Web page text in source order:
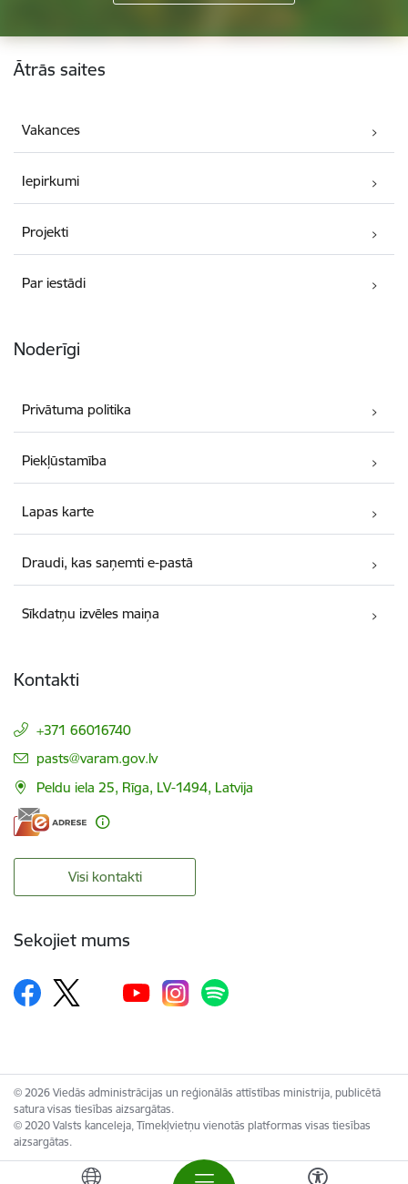
Kājene
Ātrās saites
Vakances
Iepirkumi
Projekti
Par iestādi
Noderīgi
Privātuma politika
Piekļūstamība
Lapas karte
Draudi, kas saņemti e-pastā
Sīkdatņu izvēles maiņa
Kontakti
+371 66016740
E-pasts:
pasts@varam.gov.lv
Peldu iela 25, Rīga, LV-1494, Latvija
Visi kontakti
Sekojiet mums
© 2026 Viedās administrācijas un reģionālās attīstības ministrija, publicētā
satura visas tiesības aizsargātas.
© 2020 Valsts kanceleja, Tīmekļvietņu vienotās platformas visas tiesības
aizsargātas.